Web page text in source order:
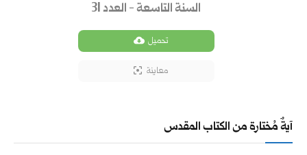
السنة التاسعة - العدد 31
تحميل
معاينة
آيةٌ مُختارة من الكتاب المقدس